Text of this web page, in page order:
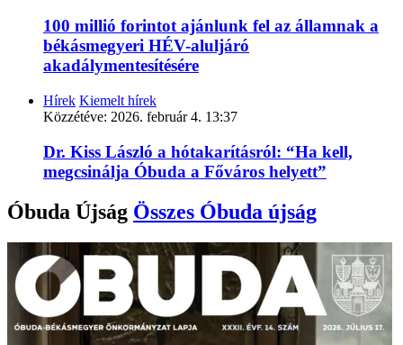
100 millió forintot ajánlunk fel az államnak a
békásmegyeri HÉV-aluljáró
akadálymentesítésére
Hírek Kiemelt hírek
Közzétéve: 2026. február 4. 13:37
Dr. Kiss László a hótakarításról: “Ha kell,
megcsinálja Óbuda a Főváros helyett”
Óbuda Újság Összes Óbuda újság